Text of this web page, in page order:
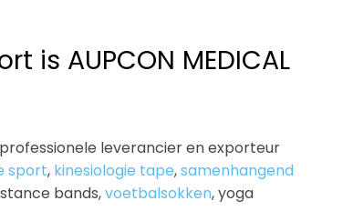
is AUPCON MEDICAL
professionele leverancier en exporteur
sport, kinesiologie tape,samenhangend
bands,voetbalsokken, yoga